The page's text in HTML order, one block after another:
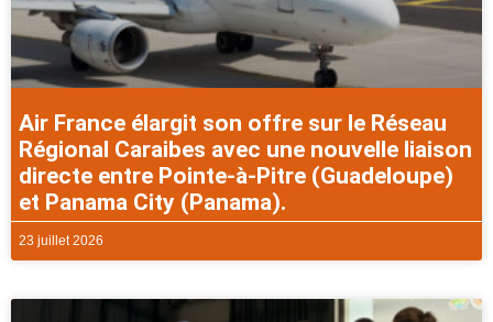
Air France élargit son offre sur le Réseau
Régional Caraibes avec une nouvelle liaison
directe entre Pointe-à-Pitre (Guadeloupe)
et Panama City (Panama).
23 juillet 2026